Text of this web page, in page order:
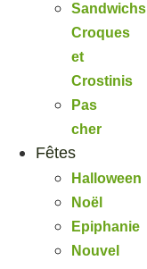
Sandwichs
Croques
et
Crostinis
Pas
cher
Fêtes
Halloween
Noël
Epiphanie
Nouvel